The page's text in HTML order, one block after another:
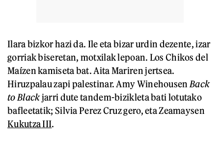
Ilara bizkor hazi da. Ile eta bizar urdin dezente, izar
gorriak biseretan, motxilak lepoan. Los Chikos del
Maízen kamiseta bat. Aita Mariren jertsea.
Hiruzpalau zapi palestinar. Amy Winehousen Back
to Blackjarri dute tandem-bizikleta bati lotutako
bafleetatik; Silvia Perez Cruz gero, eta Zeamaysen
Kukutza III.